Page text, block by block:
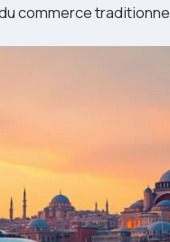
commerce